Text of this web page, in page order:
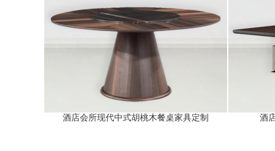
酒店会所现代中式胡桃木餐桌家具定制 酒